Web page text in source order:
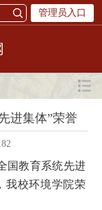
管理员入口
进集体”荣誉
国教育系统先进
我校环境学院荣